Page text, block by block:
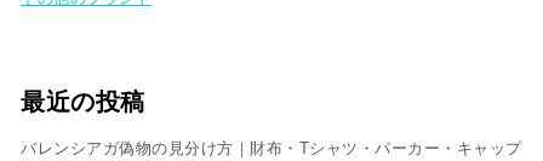
最近の投稿
バレンシアガ偽物の見分け方｜財布・Tシャツ・パーカー・キャップ